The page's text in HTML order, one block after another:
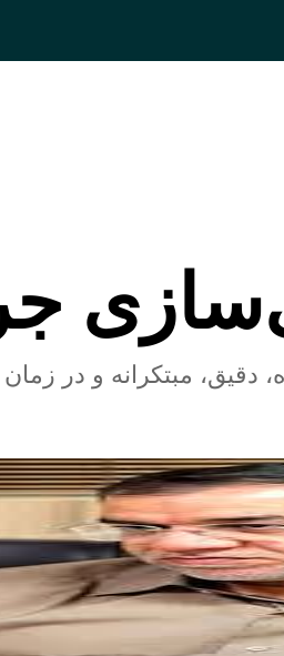
دقیق، مبتکرانه و در